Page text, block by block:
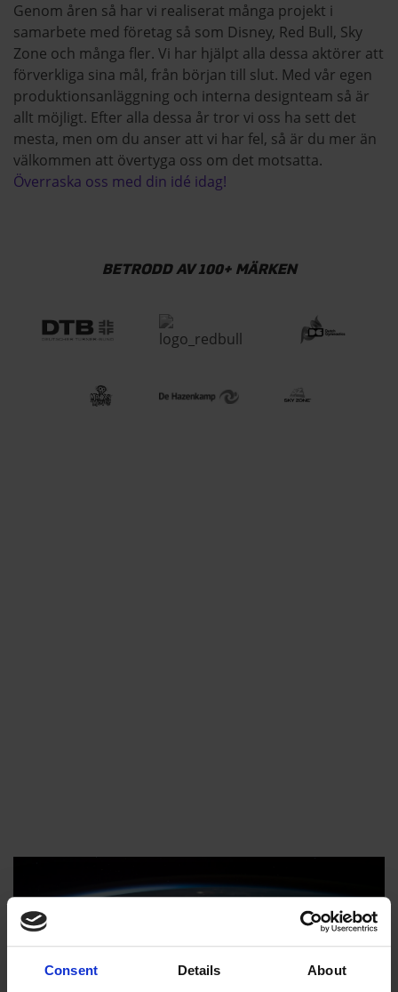
Consent Details About
Genom åren så har vi realiserat många projekt i
samarbete med företag så som Disney, Red Bull, Sky
Zone och många fler. Vi har hjälpt alla dessa aktörer att
förverkliga sina mål, från början till slut. Med vår egen
produktionsanläggning och interna designteam så är
allt möjligt. Efter alla dessa år tror vi oss ha sett det
mesta, men om du anser att vi har fel, så är du mer än
välkommen att övertyga oss om det motsatta.
Överraska oss med din idé idag!
BETRODD AV 100+ MÄRKEN